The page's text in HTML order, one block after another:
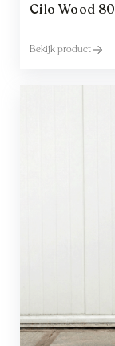
Cilo Wood 80
Bekijk product